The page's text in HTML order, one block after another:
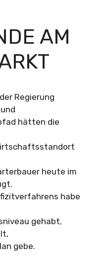
AM
Regierung
hätten die
heute im
habe
gehabt,
gebe.